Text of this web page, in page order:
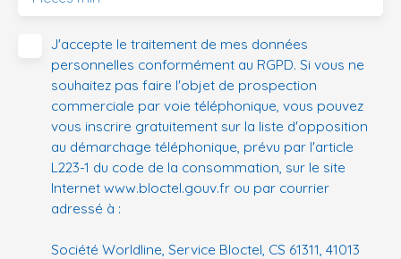
J'accepte le traitement de mes données
personnelles conformément au RGPD. Si vous ne
souhaitez pas faire l'objet de prospection
commerciale par voie téléphonique, vous pouvez
vous inscrire gratuitement sur la liste d'opposition
au démarchage téléphonique, prévu par l'article
L223-1 du code de la consommation, sur le site
Internet www.bloctel.gouv.fr ou par courrier
adressé à :
Société Worldline, Service Bloctel, CS 61311, 41013